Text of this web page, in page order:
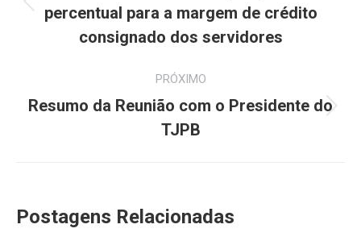
post:
Post
anterior:
percentual para a margem de crédito
consignado dos servidores
PRÓXIMO
Próximo
post:
Resumo da Reunião com o Presidente do
TJPB
Postagens Relacionadas